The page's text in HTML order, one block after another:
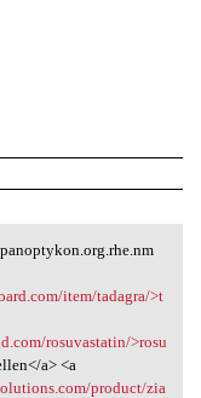
item/tadagra/>t
rosuvastatin/>rosu
a> <a
product/zia